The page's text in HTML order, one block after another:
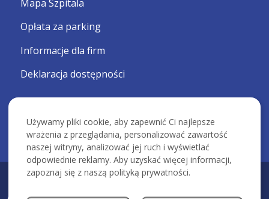
Mapa Szpitala
Opłata za parking
Informacje dla firm
Deklaracja dostępności
KRAKOWSKI SZPITAL SPECJALISTYCZNY IM. ŚW. JANA PAWŁA II -
Używamy pliki cookie, aby zapewnić Ci najlepsze
wrażenia z przeglądania, personalizować zawartość
naszej witryny, analizować jej ruch i wyświetlać
odpowiednie reklamy. Aby uzyskać więcej informacji,
zapoznaj się z naszą polityką prywatności.